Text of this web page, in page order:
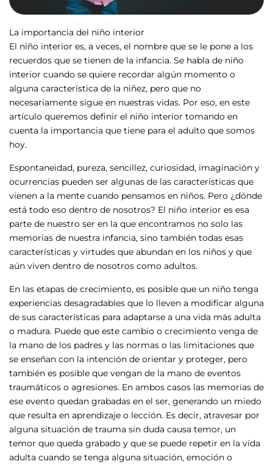
La importancia del niño interior
El niño interior es, a veces, el nombre que se le pone a los
recuerdos que se tienen de la infancia. Se habla de niño
interior cuando se quiere recordar algún momento o
alguna característica de la niñez, pero que no
necesariamente sigue en nuestras vidas. Por eso, en este
artículo queremos definir el niño interior tomando en
cuenta la importancia que tiene para el adulto que somos
hoy.
Espontaneidad, pureza, sencillez, curiosidad, imaginación y
ocurrencias pueden ser algunas de las características que
vienen a la mente cuando pensamos en niños. Pero ¿dónde
está todo eso dentro de nosotros? El niño interior es esa
parte de nuestro ser en la que encontramos no solo las
memorias de nuestra infancia, sino también todas esas
características y virtudes que abundan en los niños y que
aún viven dentro de nosotros como adultos.
En las etapas de crecimiento, es posible que un niño tenga
experiencias desagradables que lo lleven a modificar alguna
de sus características para adaptarse a una vida más adulta
o madura. Puede que este cambio o crecimiento venga de
la mano de los padres y las normas o las limitaciones que
se enseñan con la intención de orientar y proteger, pero
también es posible que vengan de la mano de eventos
traumáticos o agresiones. En ambos casos las memorias de
ese evento quedan grabadas en el ser, generando un miedo
que resulta en aprendizaje o lección. Es decir, atravesar por
alguna situación de trauma sin duda causa temor, un
temor que queda grabado y que se puede repetir en la vida
adulta cuando se tenga alguna situación, emoción o